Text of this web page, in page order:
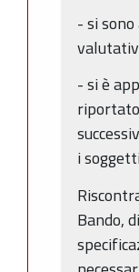
- si
- si è
i
Bando,